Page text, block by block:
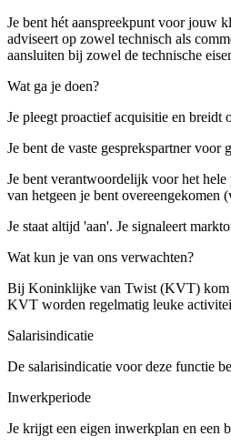
Je bent hét aanspreekpunt voor jouw
adviseert op zowel technisch als
aansluiten bij zowel de technische
Wat ga je doen?
Je pleegt proactief acquisitie en breidt
Je bent de vaste gesprekspartner voor
Je bent verantwoordelijk voor het
van hetgeen je bent overeengekomen
Je staat altijd 'aan'. Je signaleert
Wat kun je van ons verwachten?
Bij Koninklijke van Twist (KVT) kom
KVT worden regelmatig leuke
Salarisindicatie
De salarisindicatie voor deze functie
Inwerkperiode
Je krijgt een eigen inwerkplan en een